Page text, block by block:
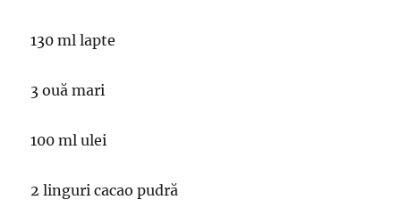
130 ml lapte
3 ouă mari
100 ml ulei
2 linguri cacao pudră